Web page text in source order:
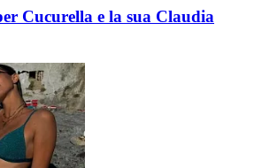
Cucurella e la sua Claudia